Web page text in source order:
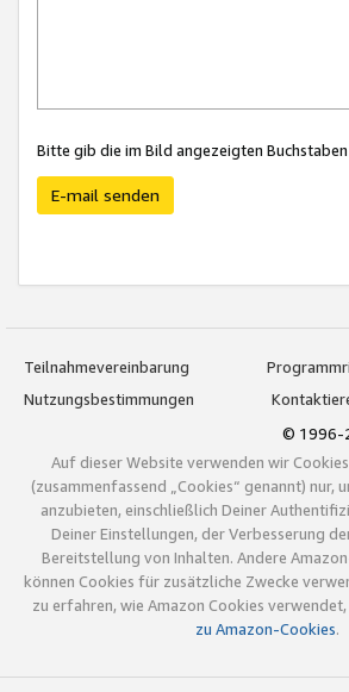
Bitte gib die im Bild angezeigten
E-mail senden
Teilnahmevereinbarung
Nutzungsbestimmungen
© 1996-
Auf dieser Website verwenden wir
(zusammenfassend „Cookies“ genannt) nur,
anzubieten, einschließlich Deiner
Deiner Einstellungen, der Verbesserung
Bereitstellung von Inhalten. Andere
können Cookies für zusätzliche Zwecke
zu erfahren, wie Amazon Cookies
zu Amazon-Cookies.